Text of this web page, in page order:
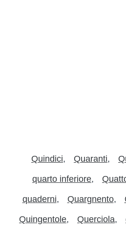
Quindici Quaranti
quarto inferiore
quaderni Quargnento
Quingentole Querciola